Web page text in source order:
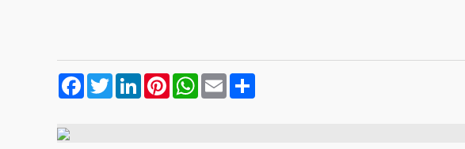
Facebook
TwitterLinkedInPinterestWhatsApp
Email